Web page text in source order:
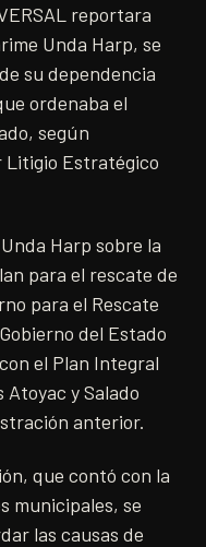
reportara
Unda Harp, se
su dependencia
ordenaba el
según
Litigio Estratégico
Harp sobre la
para el rescate de
para el Rescate
del Estado
el Plan Integral
Atoyac y Salado
anterior.
que contó con la
municipales, se
las causas de